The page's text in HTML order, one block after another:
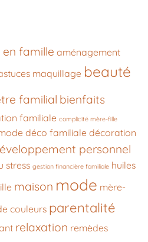
famille aménagement
maquillage beauté
familial bienfaits
familiale complicité mère-fille
déco familiale décoration
personnel
stress gestion financière familiale huiles
maison mode mère-
couleurs parentalité
relaxation remèdes